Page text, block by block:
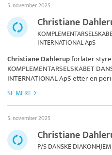
5. november 2025
Christiane
INTERNATIONAL ApS
Christiane Dahlerupforlater
KOMPLEMENTARSELSKABET
INTERNATIONAL ApSetter en
SE MERE
5. november 2025
Christiane
P/S DANSKE